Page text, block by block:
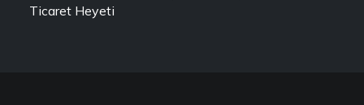
Ticaret Heyeti